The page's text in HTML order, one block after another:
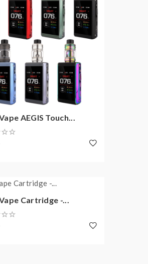
AEGIS Touch...
Cartridge -...